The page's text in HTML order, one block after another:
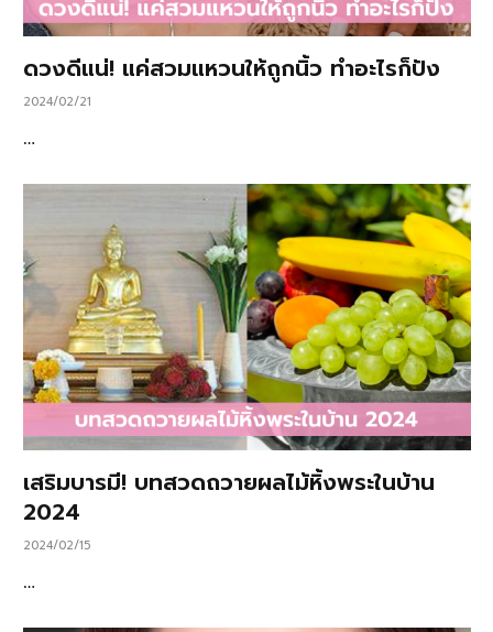
ดวงดีแน่! แค่สวมแหวนให้ถูกนิ้ว ทำอะไรก็ปัง
2024/02/21
…
เสริมบารมี! บทสวดถวายผลไม้หิ้งพระในบ้าน
2024
2024/02/15
…